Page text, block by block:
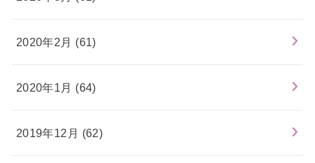
2020年2月 (61)
2020年1月 (64)
2019年12月 (62)